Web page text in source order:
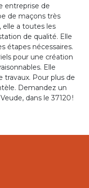
entreprise de
de maçons très
elle a toutes les
de qualité. Elle
étapes nécessaires.
pour une création
Elle
travaux. Pour plus de
Demandez un
dans le 37120 !